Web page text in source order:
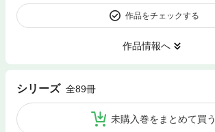
作品をチェックする
作品情報へ
シリーズ 全89冊
未購入巻をまとめて買う